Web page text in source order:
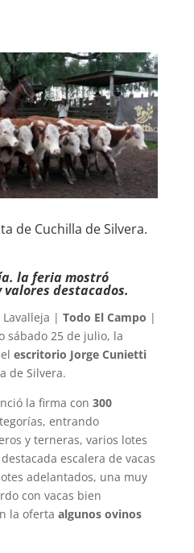
de Cuchilla de Silvera.
la feria mostró
destacados.
| Todo El Campo |
sábado 25 de julio, la
escritorio Jorge Cunietti
de Silvera.
la firma con 300
entrando
y terneras, varios lotes
escalera de vacas
adelantados, una muy
con vacas bien
la oferta algunos ovinos